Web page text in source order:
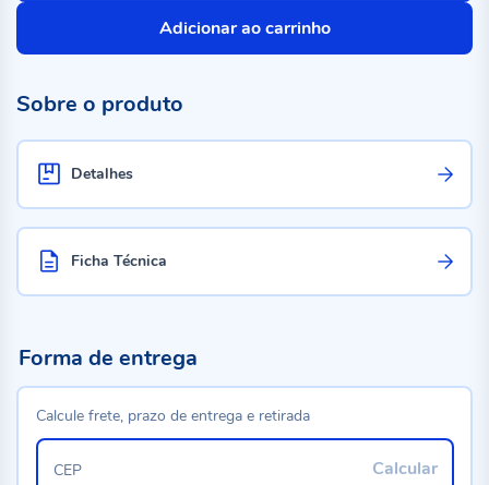
Adicionar ao carrinho
Sobre o produto
Detalhes
Ficha Técnica
Forma de entrega
Calcule frete, prazo de entrega e retirada
Calcular
CEP